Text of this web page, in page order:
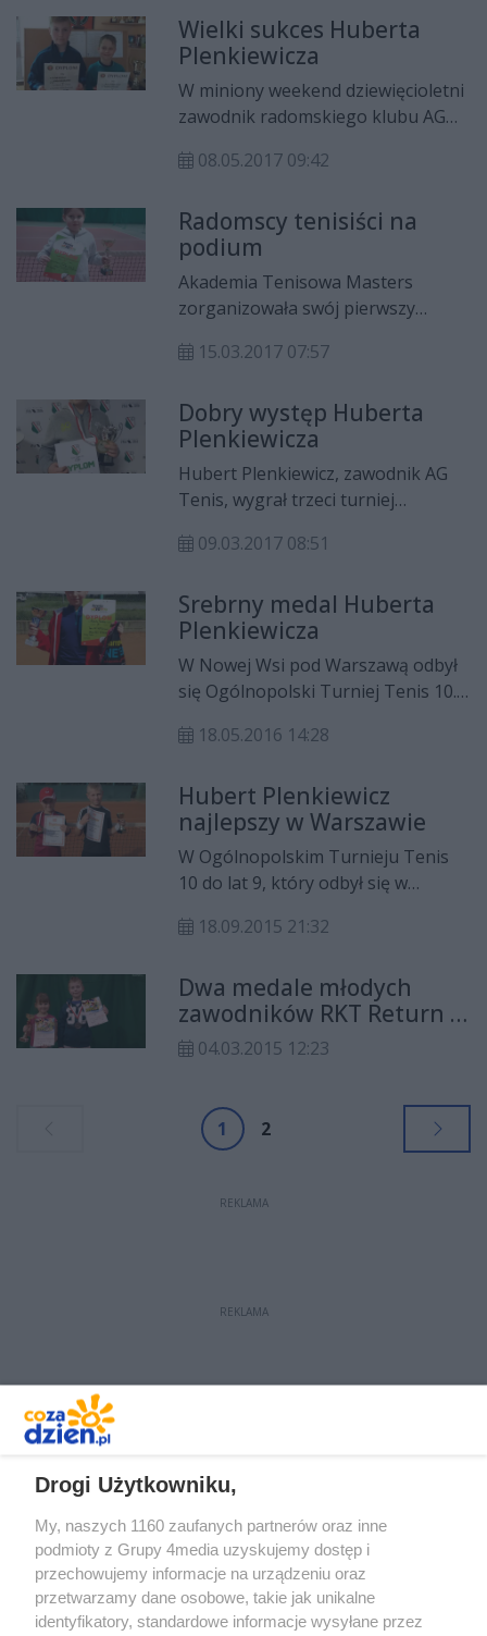
Warszawy Skrzatów do lat 12.
Wielki sukces Huberta
Plenkiewicza
W miniony weekend dziewięcioletni
zawodnik radomskiego klubu AG
Plenkiewicz wraz z kolegą z klubu
Mazowiecki) Jakubem
Januchowskim zdobyli złoto w
deblu do lat 12.
08.05.2017 09:42
Radomscy tenisiści na
podium
Akademia Tenisowa Masters
zorganizowała swój pierwszy
w hali Aga Sport. Był to
kategorii do lat 10.
15.03.2017 07:57
Dobry występ Huberta
Plenkiewicza
Hubert Plenkiewicz, zawodnik AG
Tenis, wygrał trzeci turniej
Cup w kategorii zielonej do lat 10.
09.03.2017 08:51
Srebrny medal Huberta
Plenkiewicza
W Nowej Wsi pod Warszawą odbył
się Ogólnopolski Turniej Tenis 10.
dwóch zawodników Returnu.
18.05.2016 14:28
Hubert Plenkiewicz
najlepszy w Warszawie
W Ogólnopolskim Turnieju Tenis
10 do lat 9, który odbył się w
młodych zawodników RKT Return,
Freestone.
18.09.2015 21:32
Dwa medale młodych
zawodników RKT Return w
Piasecznie
04.03.2015 12:23
1 2
REKLAMA
REKLAMA
Drogi Użytkowniku,
My, naszych 1160 zaufanych partnerów oraz inne
podmioty z Grupy 4media uzyskujemy dostęp i
przechowujemy informacje na urządzeniu oraz
przetwarzamy dane osobowe, takie jak unikalne
identyfikatory, standardowe informacje wysyłane przez